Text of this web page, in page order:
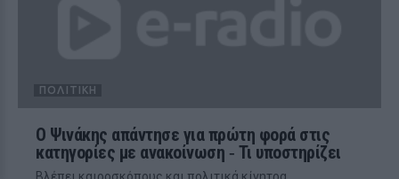
ΠΟΛΙΤΙΚΉ
Ο Ψινάκης απάντησε για πρώτη φορά στις
κατηγορίες με ανακοίνωση ‑ Τι υποστηρίζει